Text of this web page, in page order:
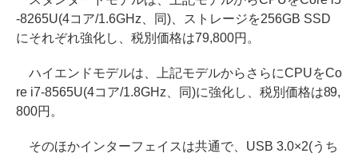
-8265U(4コア/1.6GHz、同)、ストレージを256GB SSD
にそれぞれ強化し、税別価格は79,800円。
ハイエンドモデルは、上記モデルからさらにCPUをCo
re i7-8565U(4コア/1.8GHz、同)に強化し、税別価格は89,
800円。
そのほかインターフェイスは共通で、USB 3.0×2(うち